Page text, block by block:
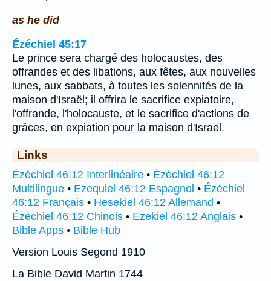
as he did
Ézéchiel 45:17
Le prince sera chargé des holocaustes, des
offrandes et des libations, aux fêtes, aux nouvelles
lunes, aux sabbats, à toutes les solennités de la
maison d'Israël; il offrira le sacrifice expiatoire,
l'offrande, l'holocauste, et le sacrifice d'actions de
grâces, en expiation pour la maison d'Israël.
Links
Ézéchiel 46:12 Interlinéaire • Ézéchiel 46:12
Multilingue • Ezequiel 46:12 Espagnol • Ézéchiel
46:12 Français • Hesekiel 46:12 Allemand •
Ézéchiel 46:12 Chinois • Ezekiel 46:12 Anglais •
Bible Apps • Bible Hub
Version Louis Segond 1910
La Bible David Martin 1744